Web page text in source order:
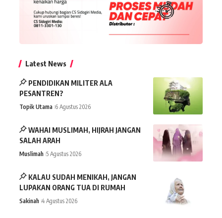
Latest News
PENDIDIKAN MILITER ALA
PESANTREN?
Topik Utama 6 Agustus 2026
WAHAI MUSLIMAH, HIJRAH JANGAN
SALAH ARAH
Muslimah 5 Agustus 2026
KALAU SUDAH MENIKAH, JANGAN
LUPAKAN ORANG TUA DI RUMAH
Sakinah 4 Agustus 2026